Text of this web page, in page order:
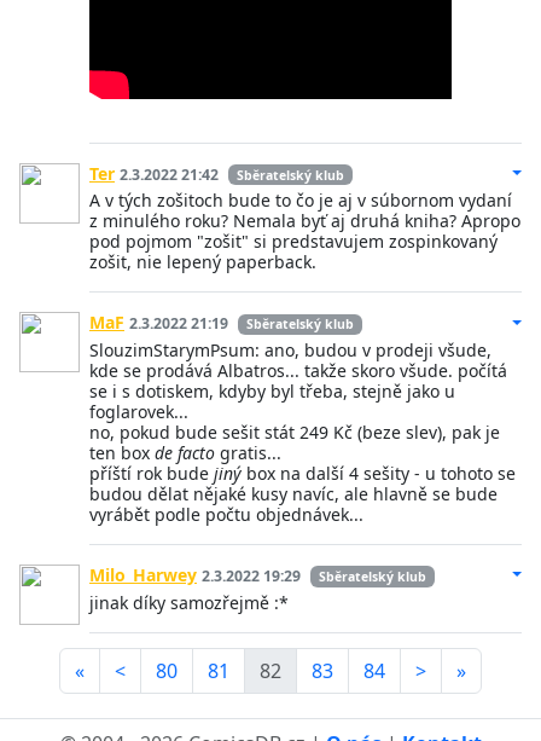
Ter 2.3.2022 21:42 Sběratelský klub
A v tých zošitoch bude to čo je aj v súbornom vydaní
z minulého roku? Nemala byť aj druhá kniha? Apropo
pod pojmom "zošit" si predstavujem zospinkovaný
zošit, nie lepený paperback.
MaF 2.3.2022 21:19 Sběratelský klub
SlouzimStarymPsum: ano, budou v prodeji všude,
kde se prodává Albatros... takže skoro všude. počítá
se i s dotiskem, kdyby byl třeba, stejně jako u
foglarovek...
no, pokud bude sešit stát 249 Kč (beze slev), pak je
ten box de facto gratis...
příští rok bude jiný box na další 4 sešity - u tohoto se
budou dělat nějaké kusy navíc, ale hlavně se bude
vyrábět podle počtu objednávek...
Milo_Harwey 2.3.2022 19:29 Sběratelský klub
jinak díky samozřejmě :*
« < 80 81 82 83 84 > »